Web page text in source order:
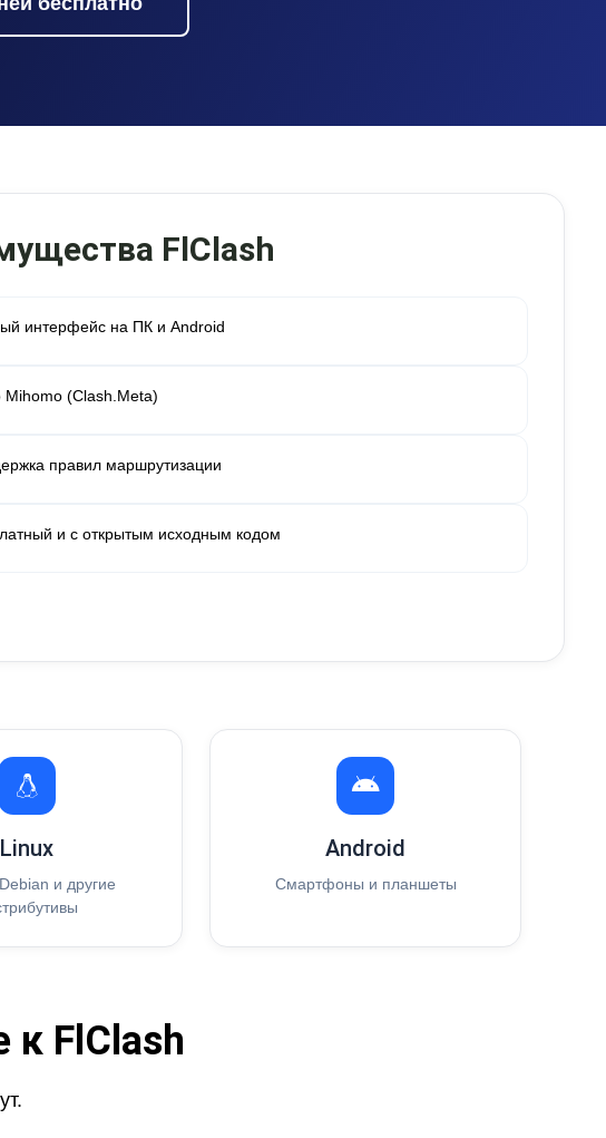
FlClash
интерфейс на ПК и Android
Mihomo (Clash.Meta)
правил маршрутизации
и с открытым исходным кодом
Linux
и другие
Android
Смартфоны и планшеты
к FlClash